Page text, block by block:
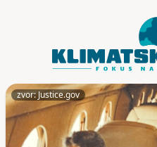
zvor: Justice.gov